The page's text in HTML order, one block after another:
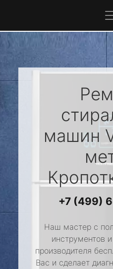
машин
+7 (499)
Наш мастер с
инструментов
производителя
Вас и сделает